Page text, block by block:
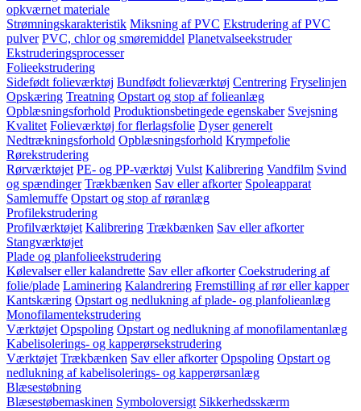
opkværnet materiale
Strømningskarakteristik Miksning af PVC Ekstrudering af PVC
pulver PVC, chlor og smøremiddel Planetvalseekstruder
Ekstruderingsprocesser
Folieekstrudering
Sidefødt folieværktøj Bundfødt folieværktøj Centrering Fryselinjen
Opskæring Treatning Opstart og stop af folieanlæg
Opblæsningsforhold Produktionsbetingede egenskaber Svejsning
Kvalitet Folieværktøj for flerlagsfolie Dyser generelt
Nedtrækningsforhold Opblæsningsforhold Krympefolie
Rørekstrudering
Rørværktøjet PE- og PP-værktøj Vulst Kalibrering Vandfilm Svind
og spændinger Trækbænken Sav eller afkorter Spoleapparat
Samlemuffe Opstart og stop af røranlæg
Profilekstrudering
Profilværktøjet Kalibrering Trækbænken Sav eller afkorter
Stangværktøjet
Plade og planfolieekstrudering
Kølevalser eller kalandrette Sav eller afkorter Coekstrudering af
folie/plade Laminering Kalandrering Fremstilling af rør eller kapper
Kantskæring Opstart og nedlukning af plade- og planfolieanlæg
Monofilamentekstrudering
Værktøjet Opspoling Opstart og nedlukning af monofilamentanlæg
Kabelisolerings- og kapperørsekstrudering
Værktøjet Trækbænken Sav eller afkorter Opspoling Opstart og
nedlukning af kabelisolerings- og kapperørsanlæg
Blæsestøbning
Blæsestøbemaskinen Symboloversigt Sikkerhedsskærm